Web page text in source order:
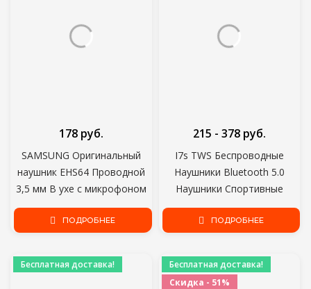
SAMSUNG Оригинальный
наушник EHS64 Проводной
3,5 мм В ухе с микрофоном
для Samsung Galaxy S8
S8Edge Поддержка
178 руб.
ПОДРОБНЕЕ
I7s TWS Беспроводные
Наушники Bluetooth 5.0
Наушники Спортивные
Наушники Гарнитура С
Микрофоном Для смартфона
215 - 378 руб.
ПОДРОБНЕЕ
Бесплатная доставка!
Бесплатная доставка!
Скидка - 51%